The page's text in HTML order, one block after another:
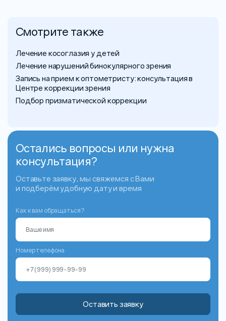
Смотрите также
Лечение косоглазия у детей
Лечение нарушений бинокулярного зрения
Запись на прием к оптометристу: консультация в
Центре коррекции зрения
Подбор призматической коррекции
Остались вопросы или нужна
консультация?
Оставьте заявку, мы свяжемся с Вами
и подберём удобную дату и время
Как к вам обращаться?
Номер телефона
Оставить заявку